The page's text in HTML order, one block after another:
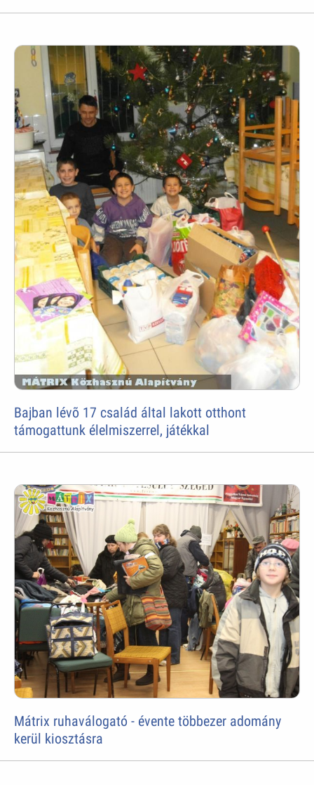
Bajban lévõ 17 család által lakott otthont
támogattunk élelmiszerrel, játékkal
Mátrix ruhaválogató - évente többezer adomány
kerül kiosztásra